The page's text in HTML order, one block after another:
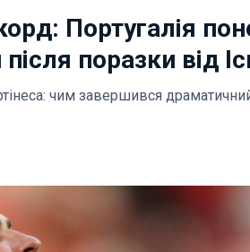
Португалія
поразки від
чим завершився драматичний